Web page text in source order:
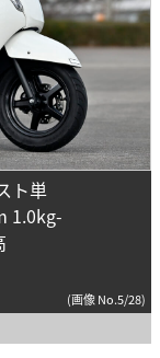
ト単
1.0kg-
(画像 No.5/28)